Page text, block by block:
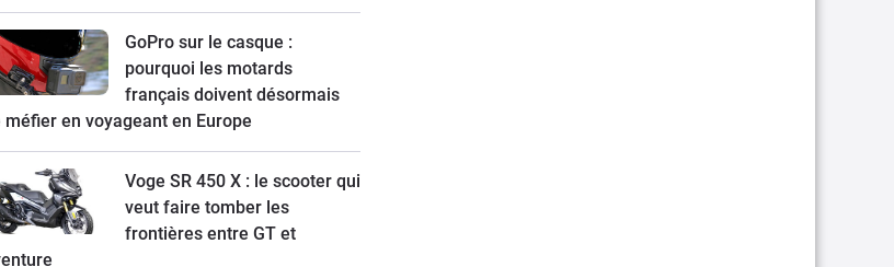
GoPro sur le casque :
pourquoi les motards
français doivent désormais
méfier en voyageant en Europe
Voge SR 450 X : le scooter qui
veut faire tomber les
frontières entre GT et